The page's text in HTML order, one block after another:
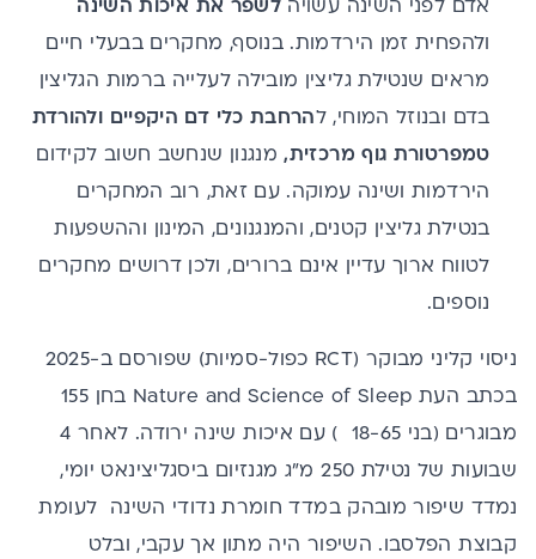
אדם לפני השינה עשויה לשפר את איכות השינה
ולהפחית זמן הירדמות. בנוסף, מחקרים בבעלי חיים
מראים שנטילת גליצין מובילה לעלייה ברמות הגליצין
בדם ובנוזל המוחי, להרחבת כלי דם היקפיים ולהורדת
טמפרטורת גוף מרכזית,מנגנון שנחשב חשוב לקידום
הירדמות ושינה עמוקה. עם זאת, רוב המחקרים
בנטילת גליצין קטנים, והמנגנונים, המינון וההשפעות
לטווח ארוך עדיין אינם ברורים, ולכן דרושים מחקרים
נוספים.
ניסוי קליני מבוקר (RCT כפול-סמיות) שפורסם ב-2025
בכתב העת Nature and Science of Sleep בחן 155
מבוגרים (בני 18-65 ) עם איכות שינה ירודה. לאחר 4
שבועות של נטילת 250 מ"ג מגנזיום ביסגליצינאט יומי,
נמדד שיפור מובהק במדד חומרת נדודי השינה לעומת
קבוצת הפלסבו. השיפור היה מתון אך עקבי, ובלט